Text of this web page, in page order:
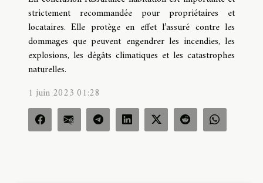
strictement recommandée pour propriétaires et
locataires. Elle protège en effet l’assuré contre les
dommages que peuvent engendrer les incendies, les
explosions, les dégâts climatiques et les catastrophes
naturelles.
1 juin 2023 01:28